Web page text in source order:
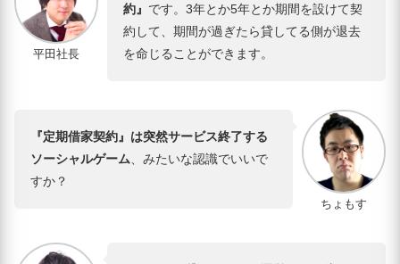
平田社長
約』 です。3年とか5年とか期間を設けて契
約して、期間が過ぎたら貸してる側が退去
を命じることができます。
ちょもす
『定期借家契約』は突然サービス終了する
ソーシャルゲーム、みたいな認識でいいで
すか？